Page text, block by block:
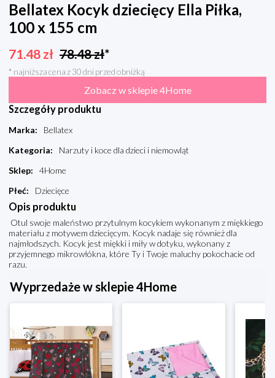
Bellatex Kocyk dziecięcy Ella Piłka,
100 x 155 cm
71.48 zł 78.48zł*
* najniższa cena z 30 dni przed obniżką
Zobacz w sklepie 4Home
Szczegóły produktu
Marka:
Bellatex
Kategoria:
Narzuty i koce dla dzieci i niemowląt
Sklep:
4Home
Płeć: Dziecięce
Opis produktu
Otul swoje maleństwo przytulnym kocykiem wykonanym z miękkiego
materiału z motywem dziecięcym. Kocyk nadaje się również dla
najmłodszych. Kocyk jest miękki i miły w dotyku, wykonany z
przyjemnego mikrowłókna, które Ty i Twoje maluchy pokochacie od
razu.
Wyprzedaże w sklepie 4Home